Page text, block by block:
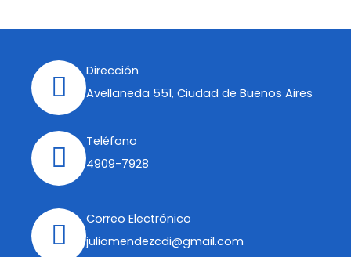
Dirección
Avellaneda 551, Ciudad de Buenos Aires
Teléfono
4909-7928
Correo Electrónico
juliomendezcdi@gmail.com